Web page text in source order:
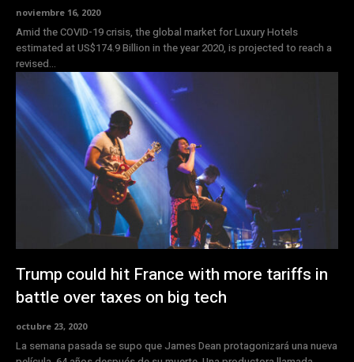
noviembre 16, 2020
Amid the COVID-19 crisis, the global market for Luxury Hotels
estimated at US$174.9 Billion in the year 2020, is projected to reach a
revised...
Trump could hit France with more tariffs in
battle over taxes on big tech
octubre 23, 2020
La semana pasada se supo que James Dean protagonizará una nueva